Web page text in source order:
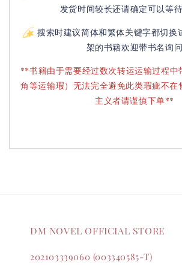
发货时间较长还请确定可以等
搜索时建议简体和繁体关键字都切换
架的书籍欢迎带书名询问
**书籍由于需要经过数次转运运输过程中
角等运输瑕）无法完全避免此类瑕疵不在
主义者请谨慎下单**
DM NOVEL OFFICIAL STORE
202103339060 (003340585-T)